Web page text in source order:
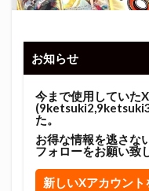
お知らせ
今まで使用していた
た。
お得な情報を逃さな
フォローをお願い致
新しいXアカウン